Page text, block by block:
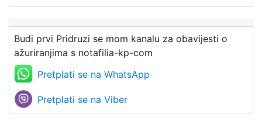
Budi prvi Pridruzi se mom kanalu za obavijesti o
ažuriranjima s notafilia-kp-com
Pretplati se na WhatsApp
Pretplati se na Viber